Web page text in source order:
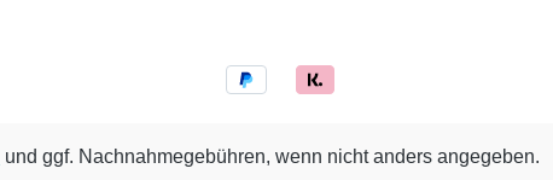
und ggf. Nachnahmegebühren, wenn nicht anders angegeben.